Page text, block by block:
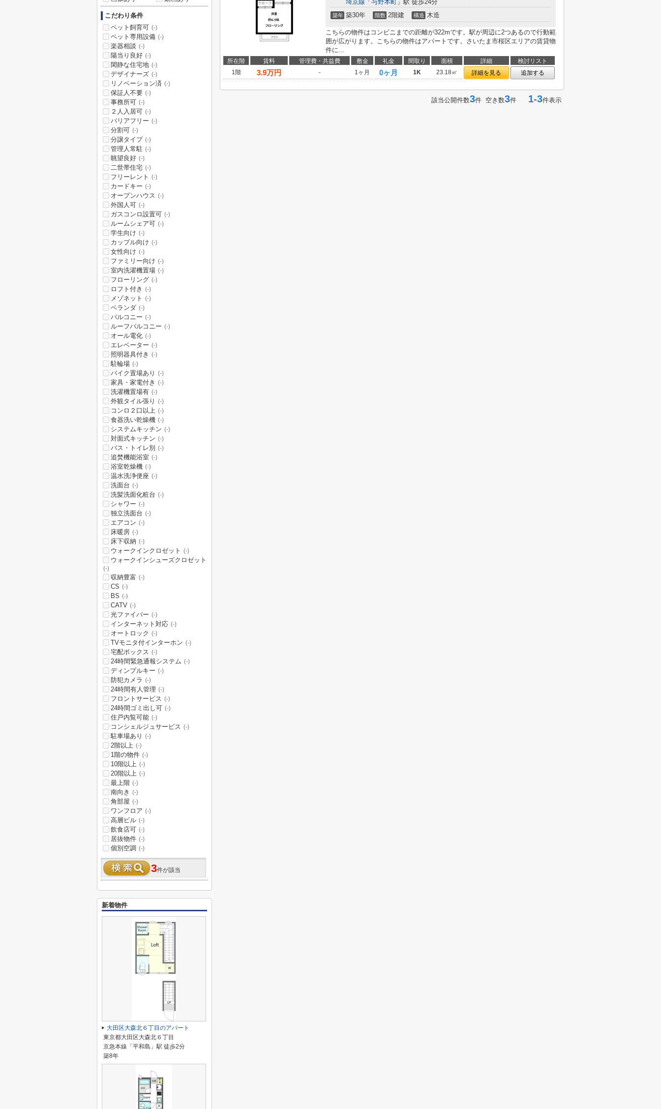
埼京線 「 与野本町 」駅 徒歩24分
築年 築30年 階数 2階建 構造 木造
こちらの物件はコンビニまでの距離が322mです。駅が周辺に2つあるので行動範
囲が広がります。こちらの物件はアパートです。さいたま市桜区エリアの賃貸物
件に...
所在階 賃料 管理費・共益費 敷金 礼金 間取り 面積 詳細
検討リスト
1階
3.9万円 - 1ヶ月 0ヶ月 1K 23.18㎡ 詳細を見る 追加する
該当公開件数3件 空き数3件 1-3件表示
こだわり条件
ペット飼育可 (-)
ペット専用設備 (-)
楽器相談 (-)
陽当り良好 (-)
閑静な住宅地 (-)
デザイナーズ (-)
リノベーション済 (-)
保証人不要 (-)
事務所可 (-)
２人入居可 (-)
バリアフリー (-)
分割可 (-)
分譲タイプ (-)
管理人常駐 (-)
眺望良好 (-)
二世帯住宅 (-)
フリーレント (-)
カードキー (-)
オープンハウス (-)
外国人可 (-)
ガスコンロ設置可 (-)
ルームシェア可 (-)
学生向け (-)
カップル向け (-)
女性向け (-)
ファミリー向け (-)
室内洗濯機置場 (-)
フローリング (-)
ロフト付き (-)
メゾネット (-)
ベランダ (-)
バルコニー (-)
ルーフバルコニー (-)
オール電化 (-)
エレベーター (-)
照明器具付き (-)
駐輪場 (-)
バイク置場あり (-)
家具・家電付き (-)
洗濯機置場有 (-)
外観タイル張り (-)
コンロ２口以上 (-)
食器洗い乾燥機 (-)
システムキッチン (-)
対面式キッチン (-)
バス・トイレ別 (-)
追焚機能浴室 (-)
浴室乾燥機 (-)
温水洗浄便座 (-)
洗面台 (-)
洗髪洗面化粧台 (-)
シャワー (-)
独立洗面台 (-)
エアコン (-)
床暖房 (-)
床下収納 (-)
ウォークインクロゼット (-)
ウォークインシューズクロゼット
(-)
収納豊富 (-)
CS (-)
BS (-)
CATV (-)
光ファイバー (-)
インターネット対応 (-)
オートロック (-)
TVモニタ付インターホン (-)
宅配ボックス (-)
24時間緊急通報システム (-)
ディンプルキー (-)
防犯カメラ (-)
24時間有人管理 (-)
フロントサービス (-)
24時間ゴミ出し可 (-)
住戸内覧可能 (-)
コンシェルジュサービス (-)
駐車場あり (-)
2階以上 (-)
1階の物件 (-)
10階以上 (-)
20階以上 (-)
最上階 (-)
南向き (-)
角部屋 (-)
ワンフロア (-)
高層ビル (-)
飲食店可 (-)
居抜物件 (-)
個別空調 (-)
3件が該当
新着物件
大田区大森北６丁目のアパート
東京都大田区大森北６丁目
京急本線「平和島」駅 徒歩2分
築8年